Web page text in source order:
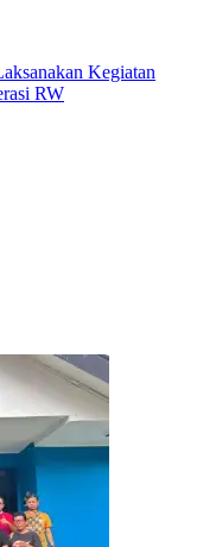
Kegiatan
RW